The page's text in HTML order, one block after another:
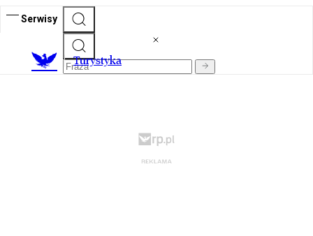
Serwisy
Turystyka